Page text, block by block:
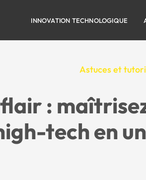
INNOVATION TECHNOLOGIQUE
Astuces et
:
tech en